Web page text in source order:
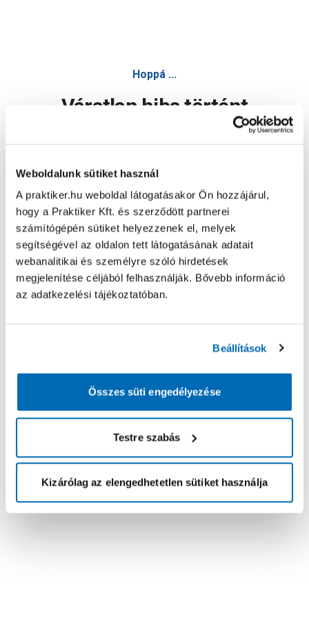
Weboldalunk sütiket használ
A praktiker.hu weboldal látogatásakor Ön hozzájárul,
hogy a Praktiker Kft. és szerződött partnerei
számítógépén sütiket helyezzenek el, melyek
segítségével az oldalon tett látogatásának adatait
webanalitikai és személyre szóló hirdetések
megjelenítése céljából felhasználják. Bővebb információ
az adatkezelési tájékoztatóban.
Beállítások
Összes süti engedélyezése
Testre szabás
Kizárólag az elengedhetetlen sütiket használja
Hoppá ...
Váratlan hiba történt
Oldal újratöltése